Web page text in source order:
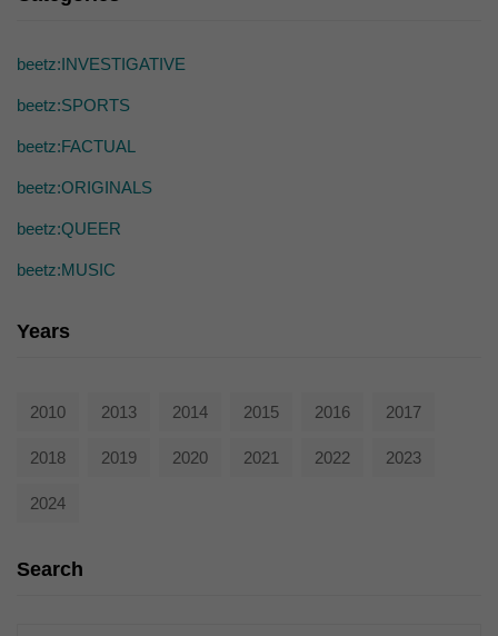
beetz:INVESTIGATIVE
beetz:SPORTS
beetz:FACTUAL
beetz:ORIGINALS
beetz:QUEER
beetz:MUSIC
Years
2010 2013 2014 2015 2016 2017
2018 2019 2020 2021 2022 2023
2024
Search
die einwandfreie Funktion der Website erforderlich.
standardmäßig blockiert. Wenn Cookies von externen Medien akzeptiert
werden, bedarf der Zugriff auf diese Inhalte keiner manuellen Einwilligung
powered by Borlabs Cookie